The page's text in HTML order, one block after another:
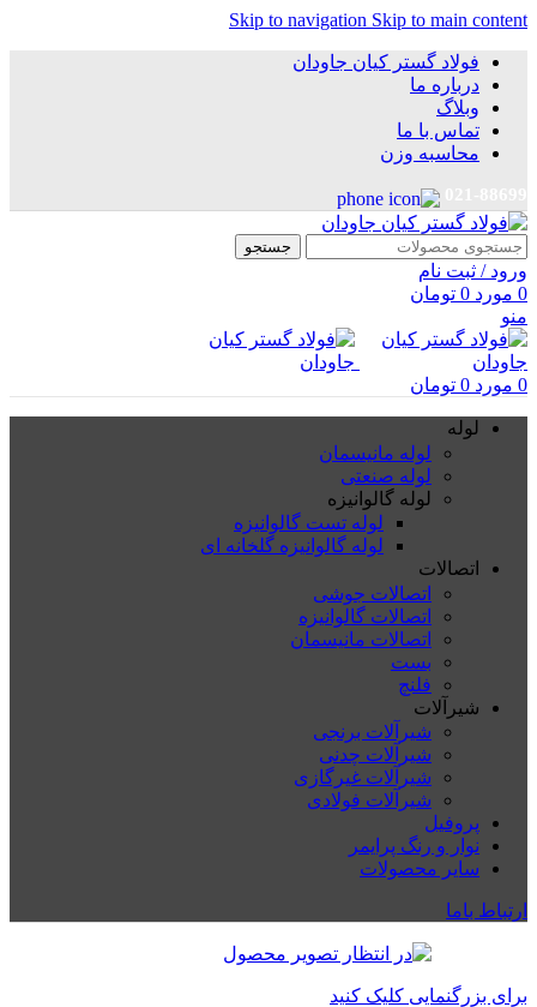
Skip to navigation Skip to main content
فولاد گستر کیان جاودان
درباره ما
وبلاگ
تماس با ما
محاسبه وزن
جستجو
ورود / ثبت نام
0 مورد 0 تومان
منو
0 مورد 0 تومان
لوله
لوله مانیسمان
لوله صنعتی
لوله گالوانیزه
لوله تست گالوانیزه
لوله گالوانیزه گلخانه ای
اتصالات
اتصالات جوشی
اتصالات گالوانیزه
اتصالات مانیسمان
بست
فلنچ
شیرآلات
شیرآلات برنجی
شیرآلات چدنی
شیرآلات غیرگازی
شیرآلات فولادی
پروفیل
نوار و رنگ پرایمر
سایر محصولات
ارتباط باما
برای بزرگنمایی کلیک کنید